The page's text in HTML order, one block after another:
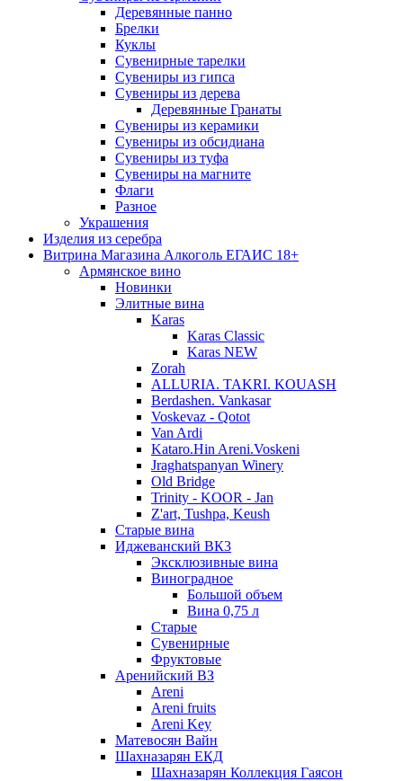
Деревянные панно
Брелки
Куклы
Сувенирные тарелки
Сувениры из гипса
Сувениры из дерева
Деревянные Гранаты
Сувениры из керамики
Сувениры из обсидиана
Сувениры из туфа
Сувениры на магните
Флаги
Разное
Украшения
Изделия из серебра
Витрина Магазина Алкоголь ЕГАИС 18+
Армянское вино
Новинки
Элитные вина
Karas
Karas Classic
Karas NEW
Zorah
ALLURIA. TAKRI. KOUASH
Berdashen. Vankasar
Voskevaz - Qotot
Van Ardi
Kataro.Hin Areni.Voskeni
Jraghatspanyan Winery
Old Bridge
Trinity - KOOR - Jan
Z'art, Tushpa, Keush
Старые вина
Иджеванский ВК3
Эксклюзивные вина
Виноградное
Большой объем
Вина 0,75 л
Старые
Сувенирные
Фруктовые
Аренийский ВЗ
Areni
Areni fruits
Areni Key
Матевосян Вайн
Шахназарян ЕКД
Шахназарян Коллекция Гаясон